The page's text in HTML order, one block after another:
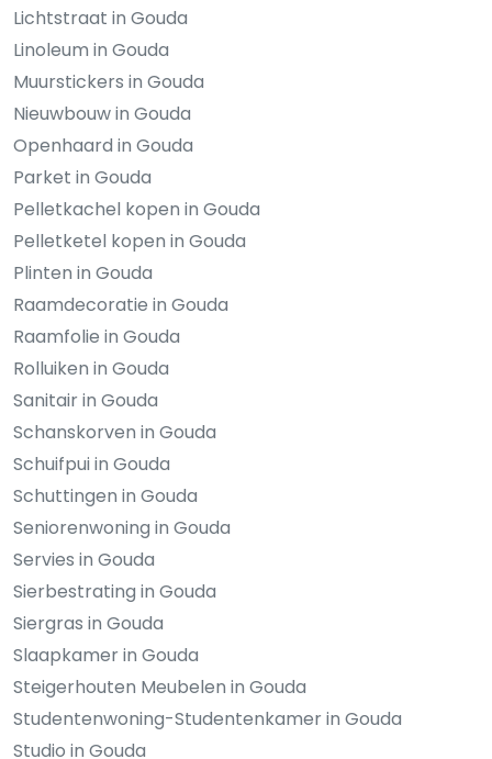
Lichtstraat in Gouda
Linoleum in Gouda
Muurstickers in Gouda
Nieuwbouw in Gouda
Openhaard in Gouda
Parket in Gouda
Pelletkachel kopen in Gouda
Pelletketel kopen in Gouda
Plinten in Gouda
Raamdecoratie in Gouda
Raamfolie in Gouda
Rolluiken in Gouda
Sanitair in Gouda
Schanskorven in Gouda
Schuifpui in Gouda
Schuttingen in Gouda
Seniorenwoning in Gouda
Servies in Gouda
Sierbestrating in Gouda
Siergras in Gouda
Slaapkamer in Gouda
Steigerhouten Meubelen in Gouda
Studentenwoning-Studentenkamer in Gouda
Studio in Gouda